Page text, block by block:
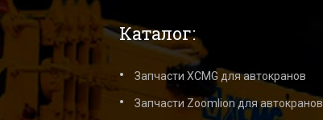
Каталог:
Запчасти XCMG для автокранов
Запчасти Zoomlion для автокранов